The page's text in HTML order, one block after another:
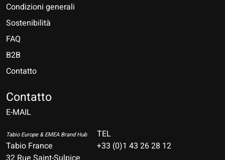
Condizioni generali
Sostenibilità
FAQ
B2B
Contatto
Contatto
E-MAIL
Tabio Europe & EMEA Brand Hub
Tabio France
TEL
+33 (0)1 43 26 28 12
Español